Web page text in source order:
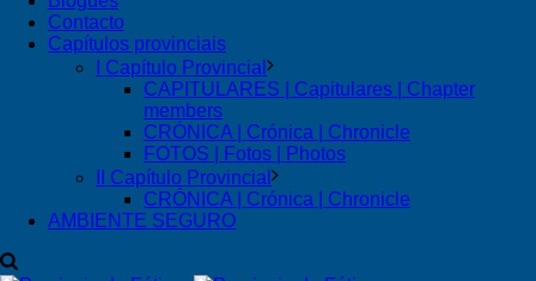
Contacto
Capítulos provinciais
I Capítulo Provincial
CAPITULARES | Capitulares | Chapter
members
CRÓNICA | Crónica | Chronicle
FOTOS | Fotos | Photos
II Capítulo Provincial
CRÓNICA | Crónica | Chronicle
AMBIENTE SEGURO